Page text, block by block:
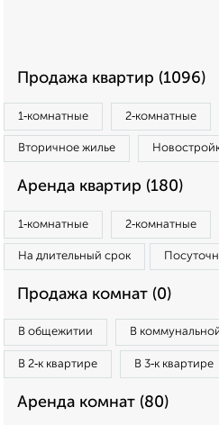
Продажа квартир (1096)
1‑комнатные 2‑комнатные
Вторичное жилье
Аренда квартир (180)
1‑комнатные 2‑комнатные
На длительный срок
Продажа комнат (0)
В общежитии В
В 2‑к квартире В 3‑к квартире
Аренда комнат (80)